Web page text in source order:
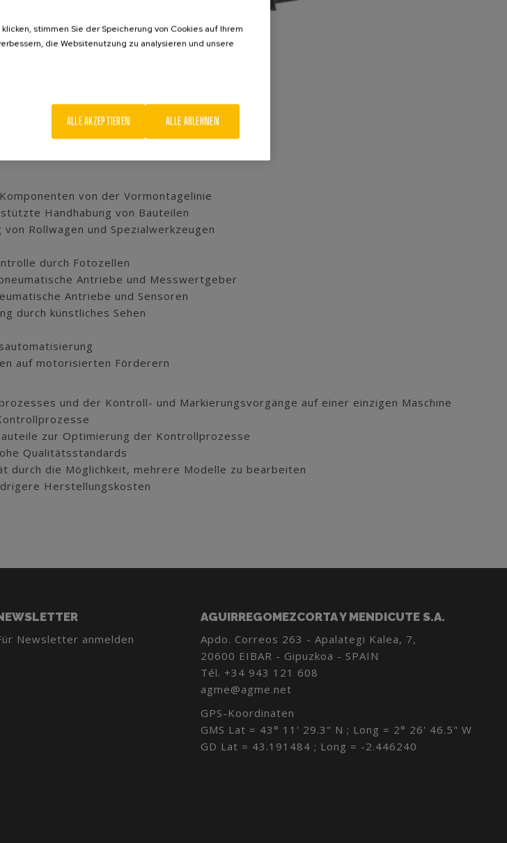
Handbremse
von der Vormontagelinie
Handhabung von Bauteilen
Rollwagen und Spezialwerkzeugen
durch Fotozellen
Antriebe und Messwertgeber
Antriebe und Sensoren
durch künstliches Sehen
auf motorisierten Förderern
und der Kontroll- und Markierungsvorgänge auf einer einzigen Maschine
zur Optimierung der Kontrollprozesse
Qualitätsstandards
durch die Möglichkeit, mehrere Modelle zu bearbeiten
Herstellungskosten
Newsletter anmelden
AGUIRREGOMEZCORTA Y MENDICUTE S.A.
Apdo. Correos 263 - Apalategi Kalea, 7,
20600 EIBAR - Gipuzkoa - SPAIN
Tél. +34 943 121 608
agme@agme.net
GPS-Koordinaten
GMS Lat = 43° 11' 29.3" N ; Long = 2° 26' 46.5" W
GD Lat = 43.191484 ; Long = -2.446240
stimmen Sie der Speicherung von Cookies auf Ihrem
die Websitenutzung zu analysieren und unsere
ALLE ABLEHNEN
ALLE AKZEPTIEREN